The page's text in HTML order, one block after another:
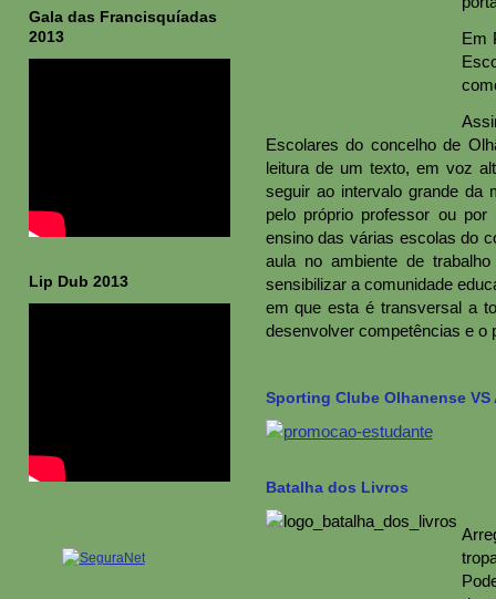
Em
Escolares do concelho de
leitura de um texto, em voz
seguir ao intervalo grande da
pelo próprio professor ou
ensino das várias escolas do
aula no ambiente de
sensibilizar a comunidade
em que esta é transversal a
desenvolver competências e o
Sporting Clube Olhanense VS
Batalha dos Livros
Gala das Francisquíadas
2013
Lip Dub 2013